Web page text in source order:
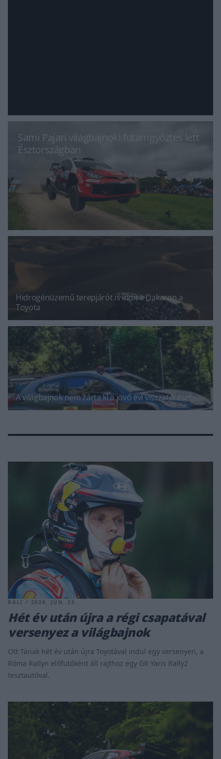
Sami Pajari világbajnoki futamgyőztes lett
Észtországban
Hidrogénüzemű terepjárót is indít a Dakaron a
Toyota
A világbajnok nem zárta ki a jövő évi visszatérését
RALI / 2026. JÚN. 25.
Hét év után újra a régi csapatával
versenyez a világbajnok
Ott Tänak hét év után újra Toyotával indul egy versenyen, a
Róma Rallyn előfutóként áll rajthoz egy GR Yaris Rally2
tesztautóval.